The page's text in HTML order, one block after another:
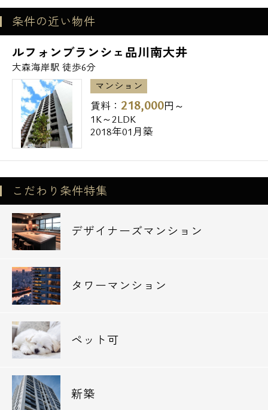
227m
◆ニッポンレンタカー大森海岸営業所・・
229m
◆Francfranc大森店・・231m
病院
◆いすゞ病院・・276m
図書館
◆品川区立南大井図書館・・417m
品川区の新築・高級賃貸・デザイナーズマン
ションは当社エスアールホームにお任せ下さ
い。
また「仲介手数料無料診断」や初期費用をお
手持ちの「クレジットカード」にてお支払い
頂けますのでお気軽にお問い合わせ下さい。
条件の近い物件
ルフォンブランシェ品川南大井
大森海岸駅 徒歩6分
マンション
賃料： 218,000円～
1K～2LDK
2018年01月築
こだわり条件特集
デザイナーズマンション
タワーマンション
ペット可
新築